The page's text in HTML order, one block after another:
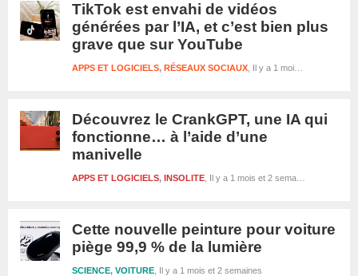
TikTok est envahi de vidéos
générées par l’IA, et c’est bien plus
grave que sur YouTube
Il y a 1 mois et 2 semaines
APPS ET LOGICIELS, RÉSEAUX SOCIAUX
Découvrez le CrankGPT, une IA qui
fonctionne… à l’aide d’une
manivelle
Il y a 1 mois et 2 semaines
APPS ET LOGICIELS, INSOLITE
Cette nouvelle peinture pour voiture
piège 99,9 % de la lumière
Il y a 1 mois et 2 semaines
SCIENCE, VOITURE